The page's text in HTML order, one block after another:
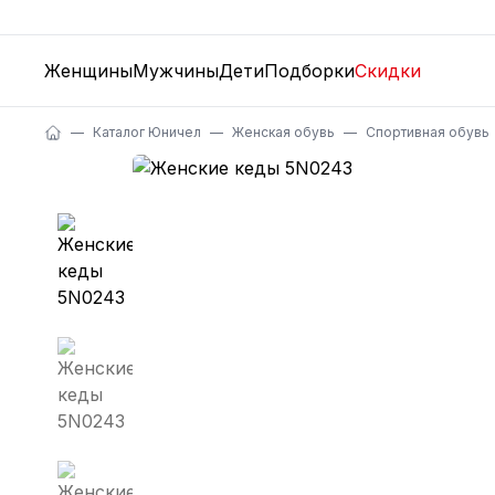
ЖенщиныМужчиныДетиПодборкиСкидки
Каталог Юничел Женская обувь Спортивная обувь